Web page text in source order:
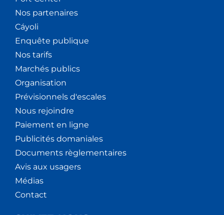
Nos partenaires
Cáyoli
Enquête publique
Nos tarifs
Marchés publics
Organisation
Prévisionnels d'escales
Nous rejoindre
Paiement en ligne
Publicités domaniales
Documents règlementaires
Avis aux usagers
Médias
Contact